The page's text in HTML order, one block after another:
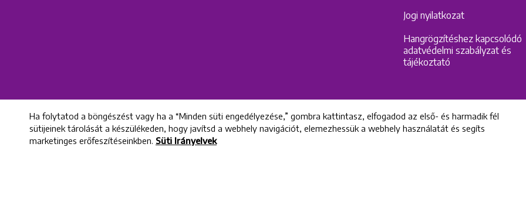
Jogi nyilatkozat
Hangrögzítéshez kapcsolódó
adatvédelmi szabályzat és
tájékoztató
All rights reserved © 2022 Uniklinik Dental and Implant Center
Ha folytatod a böngészést vagy ha a “Minden süti engedélyezése,” gombra kattintasz, elfogadod az első- és harmadik fél
sütijeinek tárolását a készülékeden, hogy javítsd a webhely navigációt, elemezhessük a webhely használatát és segíts
marketinges erőfeszítéseinkben. Süti Irányelvek